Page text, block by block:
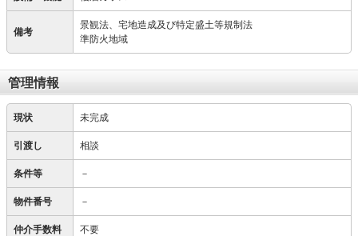
備考
景観法、宅地造成及び特定盛土等規制法
準防火地域
管理情報
現状 未完成
引渡し 相談
条件等 －
物件番号 －
仲介手数料 不要